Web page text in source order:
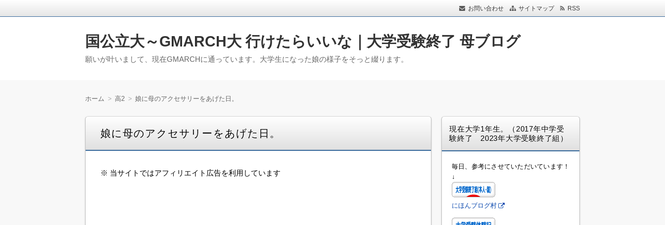
お問い合わせ サイトマップ RSS
国公立大～GMARCH大 行けたらいいな｜大学受験終了 母ブログ
願いが叶いまして、現在GMARCHに通っています。大学生になった娘の様子をそっと綴ります。
ホーム 高2 娘に母のアクセサリーをあげた日。
娘に母のアクセサリーをあげた日。
※ 当サイトではアフィリエイト広告を利用しています
現在大学1年生。（2017年中学受
験終了 2023年大学受験終了組）
毎日、参考にさせていただいています！
↓
にほんブログ村